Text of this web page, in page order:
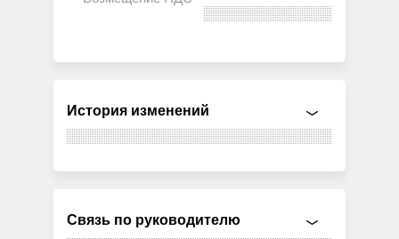
История изменений
Связь по руководителю